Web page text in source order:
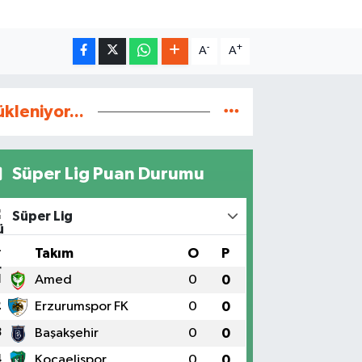
A- A+
Süper Lig Puan Durumu
Süper Lig
Takım O P
Amed 0 0
Erzurumspor FK 0 0
Başakşehir 0 0